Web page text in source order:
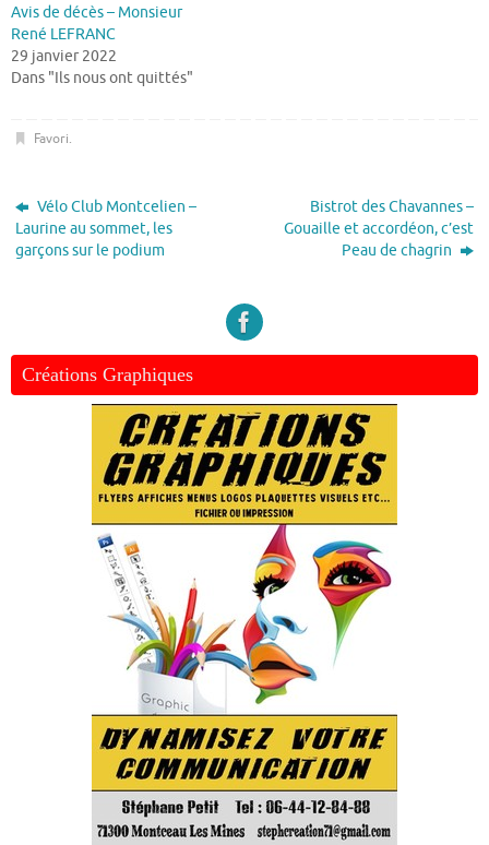
Avis de décès – Monsieur
René LEFRANC
29 janvier 2022
Dans "Ils nous ont quittés"
Favori.
Vélo Club Montcelien –
Laurine au sommet, les
garçons sur le podium
Bistrot des Chavannes –
Gouaille et accordéon, c’est
Peau de chagrin
Créations Graphiques